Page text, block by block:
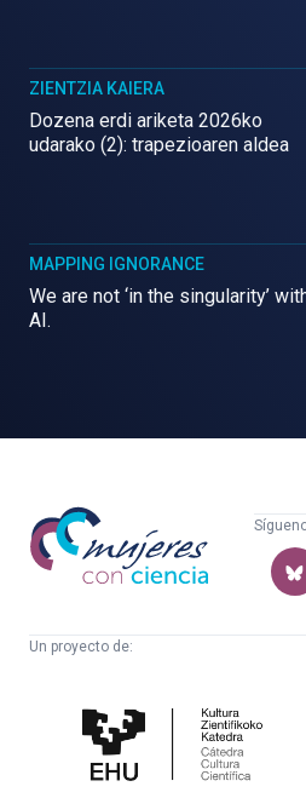
ZIENTZIA KAIERA
Dozena erdi ariketa 2026ko
udarako (2): trapezioaren aldea
MAPPING IGNORANCE
We are not ‘in the singularity’
AI.
Mujeres
con
ciencia
Un proyecto de:
Cultura
Científica